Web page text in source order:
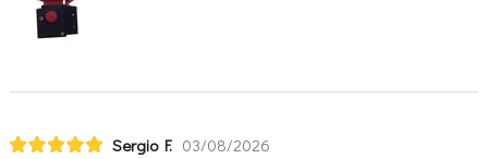
Sergio F. 03/08/2026